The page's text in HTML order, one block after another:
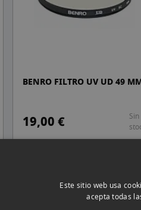
BENRO FILTRO UV UD 49
19,00 €
Sin
Este sitio web usa
acepta todas